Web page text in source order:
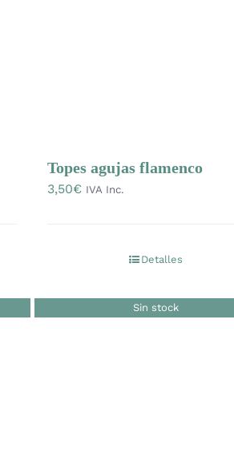
Topes agujas flamenco
3,50€ IVA Inc.
Detalles
Sin stock